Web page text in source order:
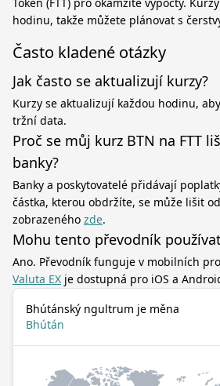
hodinu, takže můžete plánovat s
Často kladené otázky
Jak často se aktualizují kurzy?
Kurzy se aktualizují každou hodinu,
tržní data.
Proč se můj kurz BTN na FTT
banky?
Banky a poskytovatelé přidávají
částka, kterou obdržíte, se může lišit
zobrazeného zde.
Mohu tento převodník
Ano. Převodník funguje v mobilních
Valuta EX je dostupná pro iOS a
Bhútánský ngultrum je měna
Bhútán